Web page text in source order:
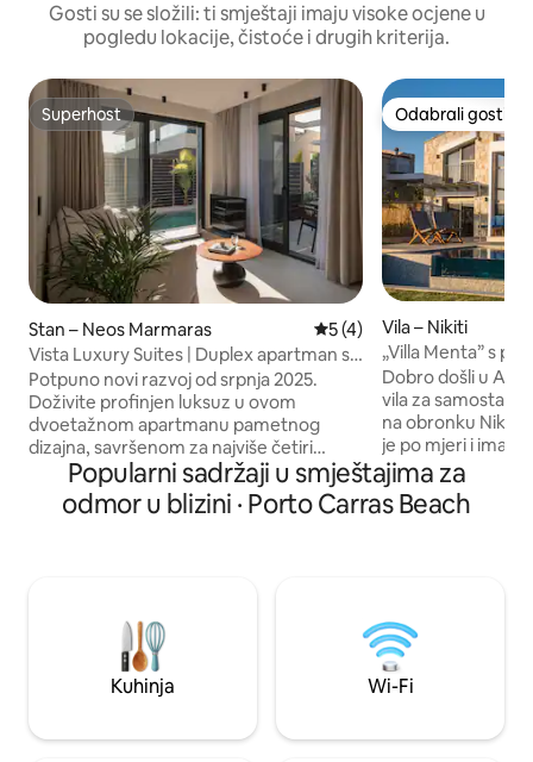
Gosti su se složili: ti smještaji imaju visoke ocjene u
pogledu lokacije, čistoće i drugih kriterija.
Superhost
Superhost
Stan – Neos Marmaras Prosječna ocjena: 5/5,
5 (4)
Vista Luxury Suites | Duplex apartman s
privatnim bazenom
Potpuno novi razvoj od srpnja 2025.
Doživite profinjen luksuz u ovom
dvoetažnom apartmanu pametnog
dizajna, savršenom za najviše četiri
odrasle osobe. U prizemlju se nalazi
sofisticirani dnevni boravak s kaučem na
razvlačenje (1,6 x 2 m), potpuno
kupaonica i privatni balkon. Izađite na
privatni vanjski prostor od 55m ² s
prelijepim privatnim bazenom
Odabrali gosti
Odabrali gosti
Vila – Nikiti
„Villa Menta” s
pogledom na
Dobro došli u
vila za
na obronku Nikitija. Svaka vila
je po mjeri i ima
pogled na
prepreka. Svaka
ima dvije spavaće
ulazak izvana.
Popularni sadržaji u smještajima za
odmor u blizini · Porto Carras Beach
Kuhinja Wi-Fi